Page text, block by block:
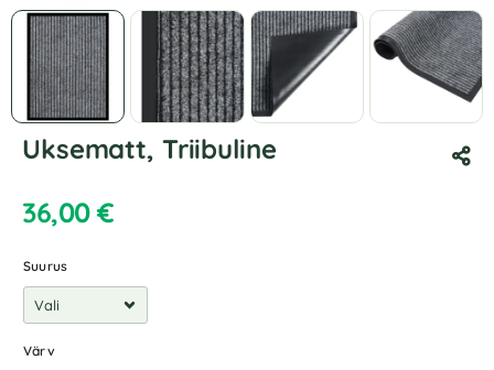
Uksematt, Triibuline
36,00€
Suurus
Värv